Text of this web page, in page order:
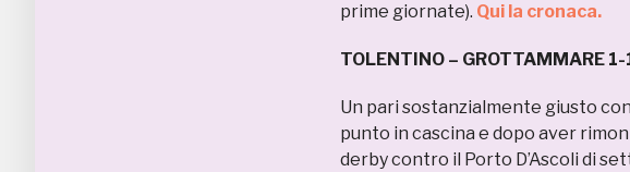
prime giornate). Qui la cronaca.
TOLENTINO – GROTTAMMARE 1-
Un pari sostanzialmente giusto
punto in cascina e dopo aver
derby contro il Porto D’Ascoli di